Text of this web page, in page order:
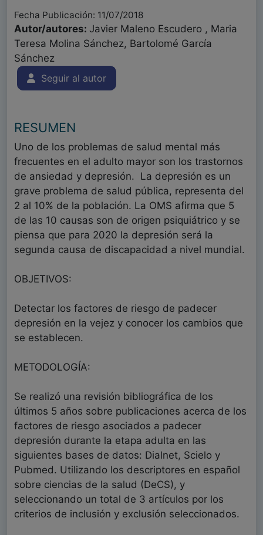
Fecha Publicación: 11/07/2018
Autor/autores: Javier Maleno Escudero , Maria
Teresa Molina Sánchez, Bartolomé García
Sánchez
Seguir al autor
RESUMEN
Uno de los problemas de salud mental más
frecuentes en el adulto mayor son los trastornos
de ansiedad y depresión. La depresión es un
grave problema de salud pública, representa del
2 al 10% de la población. La OMS afirma que 5
de las 10 causas son de origen psiquiátrico y se
piensa que para 2020 la depresión será la
segunda causa de discapacidad a nivel mundial.
OBJETIVOS:
Detectar los factores de riesgo de padecer
depresión en la vejez y conocer los cambios que
se establecen.
METODOLOGÍA:
Se realizó una revisión bibliográfica de los
últimos 5 años sobre publicaciones acerca de los
factores de riesgo asociados a padecer
depresión durante la etapa adulta en las
siguientes bases de datos: Dialnet, Scielo y
Pubmed. Utilizando los descriptores en español
sobre ciencias de la salud (DeCS), y
seleccionando un total de 3 artículos por los
criterios de inclusión y exclusión seleccionados.